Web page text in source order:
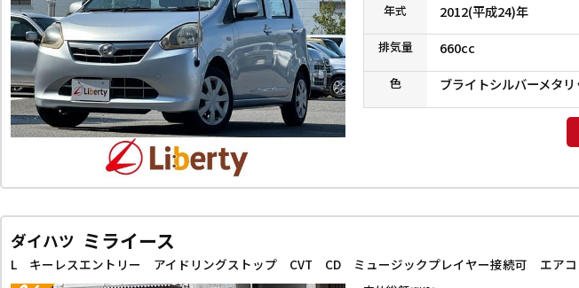
年式 2012(平成24)年
排気量 660cc
色 ブライトシルバーメタリ
ダイハツ ミライース
L キーレスエントリー アイドリングストップ CVT CD ミュージックプレイヤー接続可 エア